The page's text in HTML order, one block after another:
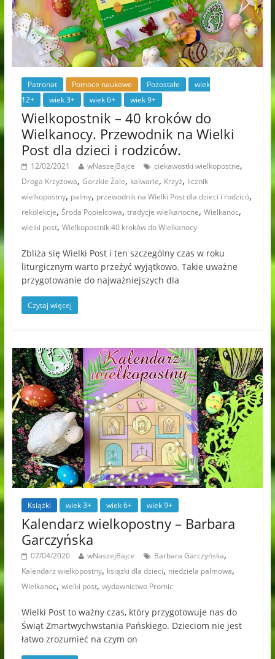
Patronat Pomoce naukowe Pozostałe
wiek
12+
wiek 3+ wiek 6+ wiek 9+
Wielkopostnik – 40 kroków do
Wielkanocy. Przewodnik na Wielki
Post dla dzieci i rodziców.
12/02/2021 wNaszejBajce ciekawostki wielkopostne,
Droga Krzyżowa, Gorzkie Żale, kalwarie, Krzyż, licznik
wielkopostny, palmy, przewodnik na Wielki Post dla dzieci i rodzicó,
rekolekcje, Środa Popielcowa, tradycje wielkanocne, Wielkanoc,
wielki post, Wielkopostnik 40 kroków do Wielkanocy
Zbliża się Wielki Post i ten szczególny czas w roku
liturgicznym warto przeżyć wyjątkowo. Takie uważne
przygotowanie do najważniejszych dla
Czytaj więcej
Książki wiek 3+ wiek 6+ wiek 9+
Kalendarz wielkopostny – Barbara
Garczyńska
07/04/2020 wNaszejBajce Barbara Garczyńska,
Kalendarz wielkopostny, książki dla dzieci, niedziela palmowa,
Wielkanoc, wielki post, wydawnictwo Promic
Wielki Post to ważny czas, który przygotowuje nas do
Świąt Zmartwychwstania Pańskiego. Dzieciom nie jest
łatwo zrozumieć na czym on